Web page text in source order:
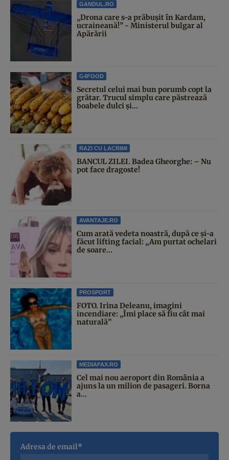
GANDUL.RO
„Drona care s-a prăbușit în Kardam,
ucraineană!” - Ministerul bulgar al
Apărării
G4FOOD
Secretul celui mai bun porumb copt la
grătar. Trucul simplu care păstrează
boabele dulci și...
RAZI CU LACRIMI
BANCUL ZILEI. Badea Gheorghe: – Nu
pot face dragoste!
AVANTAJE.RO
Cum arată vedeta noastră, după ce și-a
făcut lifting facial: „Am purtat ochelari
de soare...
PROSPORT
FOTO. Irina Deleanu, imagini
incendiare: „Îmi place să fiu cât mai
naturală”
MEDIAFAX.RO
Cel mai nou aeroport din România a
ajuns la un milion de pasageri. Borna
a...
Adresa de email*